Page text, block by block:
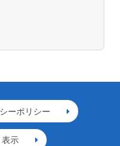
ーポリシー
表示